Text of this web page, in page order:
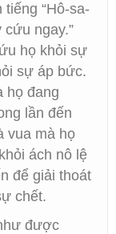
“Hô-sa-
cứu ngay.”
họ khỏi sự
sự áp bức.
họ đang
lần đến
vua mà họ
ách nô lệ
để giải thoát
chết.
được